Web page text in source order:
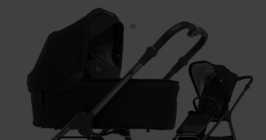
Mast Swiss Design M5 X wózek 3w1 +
fotelik Britax BABY SAFE PRO